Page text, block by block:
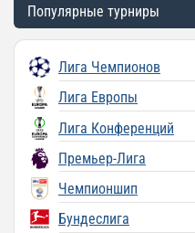
Популярные турниры
Лига Чемпионов
Лига Европы
Лига Конференций
Премьер-Лига
Чемпионшип
Бундеслига